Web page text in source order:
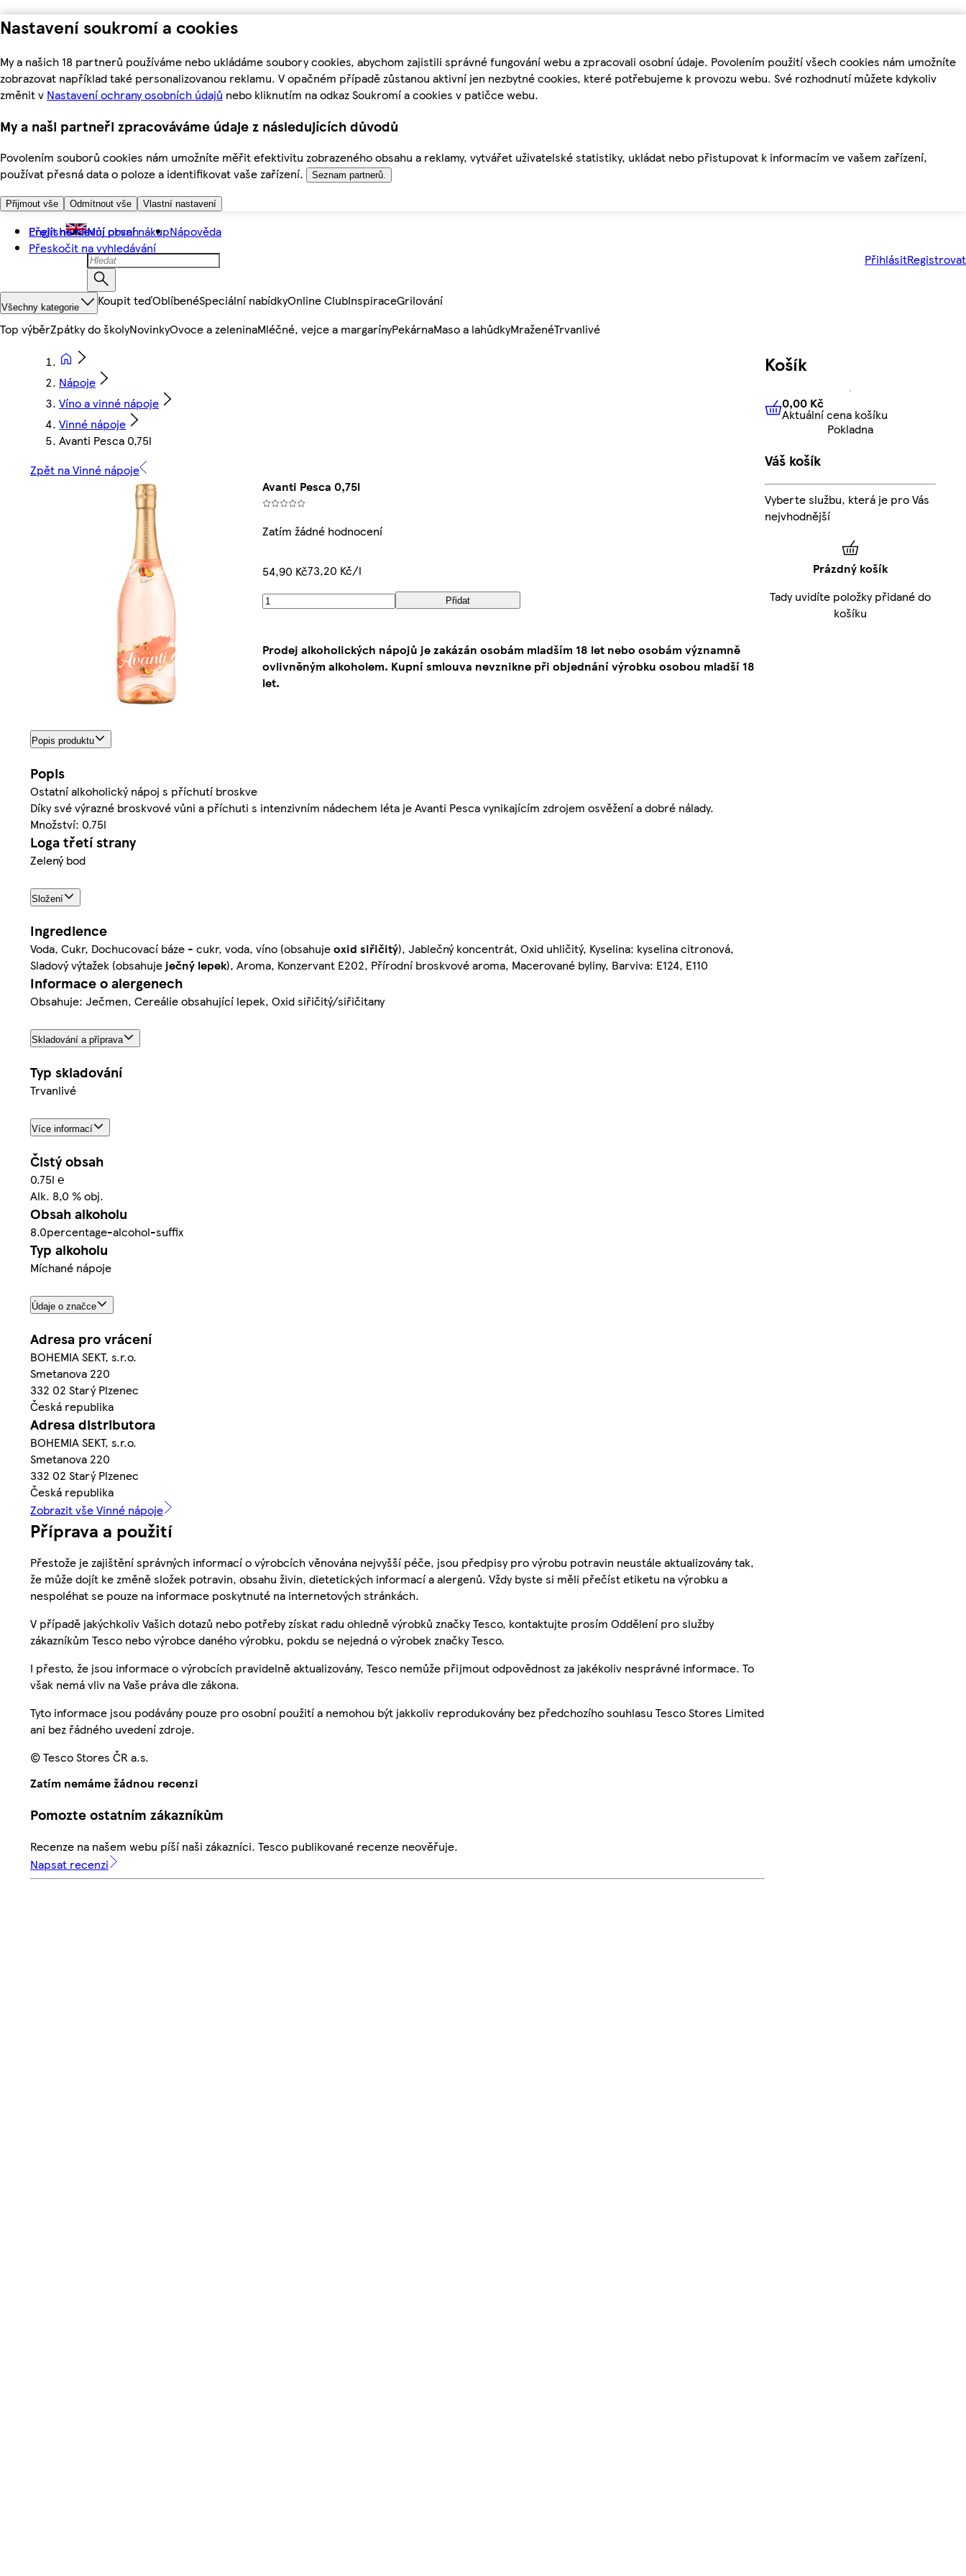
Nastavení soukromí a cookies
My a našich 18 partnerů používáme nebo ukládáme soubory cookies, abychom zajistili správné fungování webu a zpracovali osobní údaje. Povolením použití všech cookies nám umožníte
zobrazovat například také personalizovanou reklamu. V opačném případě zůstanou aktivní jen nezbytné cookies, které potřebujeme k provozu webu. Své rozhodnutí můžete kdykoliv
změnit v Nastavení ochrany osobních údajů nebo kliknutím na odkaz Soukromí a cookies v patičce webu.
My a naši partneři zpracováváme údaje z následujících důvodů
Povolením souborů cookies nám umožníte měřit efektivitu zobrazeného obsahu a reklamy, vytvářet uživatelské statistiky, ukládat nebo přistupovat k informacím ve vašem zařízení,
používat přesná data o poloze a identifikovat vaše zařízení.
Seznam partnerů.
Přijmout vše Odmítnout vše Vlastní nastavení
Přejít na hlavní obsah
Přeskočit na vyhledávání
English Můj první nákupNápověda
PřihlásitRegistrovat
Všechny kategorie Koupit teďOblíbenéSpeciální nabídkyOnline ClubInspiraceGrilování
Top výběrZpátky do školyNovinkyOvoce a zeleninaMléčné, vejce a margarínyPekárnaMaso a lahůdkyMraženéTrvanlivé
Nápoje
Víno a vinné nápoje
Vinné nápoje
Avanti Pesca 0,75l
Zpět na Vinné nápoje
Avanti Pesca 0,75l
Zatím žádné hodnocení
54,90 Kč73,20 Kč/l
Přidat
Prodej alkoholických nápojů je zakázán osobám mladším 18 let nebo osobám významně
ovlivněným alkoholem. Kupní smlouva nevznikne při objednání výrobku osobou mladší 18
let.
Popis produktu
Popis
Ostatní alkoholický nápoj s příchutí broskve
Díky své výrazné broskvové vůni a příchuti s intenzivním nádechem léta je Avanti Pesca vynikajícím zdrojem osvěžení a dobré nálady.
Množství: 0.75l
Loga třetí strany
Zelený bod
Složení
Ingredience
Voda, Cukr, Dochucovací báze - cukr, voda, víno (obsahujeoxid siřičitý), Jablečný koncentrát, Oxid uhličitý, Kyselina: kyselina citronová,
Sladový výtažek (obsahuje ječný lepek), Aroma, Konzervant E202, Přírodní broskvové aroma, Macerované byliny, Barviva: E124, E110
Informace o alergenech
Obsahuje: Ječmen, Cereálie obsahující lepek, Oxid siřičitý/siřičitany
Skladování a příprava
Typ skladování
Trvanlivé
Více informací
Čistý obsah
0.75l ℮
Alk. 8,0 % obj.
Obsah alkoholu
8.0percentage-alcohol-suffix
Typ alkoholu
Míchané nápoje
Údaje o značce
Adresa pro vrácení
BOHEMIA SEKT, s.r.o.
Smetanova 220
332 02 Starý Plzenec
Česká republika
Adresa distributora
BOHEMIA SEKT, s.r.o.
Smetanova 220
332 02 Starý Plzenec
Česká republika
Zobrazit vše Vinné nápoje
Příprava a použití
Přestože je zajištění správných informací o výrobcích věnována nejvyšší péče, jsou předpisy pro výrobu potravin neustále aktualizovány tak,
že může dojít ke změně složek potravin, obsahu živin, dietetických informací a alergenů. Vždy byste si měli přečíst etiketu na výrobku a
nespoléhat se pouze na informace poskytnuté na internetových stránkách.
V případě jakýchkoliv Vašich dotazů nebo potřeby získat radu ohledně výrobků značky Tesco, kontaktujte prosím Oddělení pro služby
zákazníkům Tesco nebo výrobce daného výrobku, pokdu se nejedná o výrobek značky Tesco.
I přesto, že jsou informace o výrobcích pravidelně aktualizovány, Tesco nemůže přijmout odpovědnost za jakékoliv nesprávné informace. To
však nemá vliv na Vaše práva dle zákona.
Tyto informace jsou podávány pouze pro osobní použití a nemohou být jakkoliv reprodukovány bez předchozího souhlasu Tesco Stores Limited
ani bez řádného uvedení zdroje.
© Tesco Stores ČR a.s.
Zatím nemáme žádnou recenzi
Pomozte ostatním zákazníkům
Recenze na našem webu píší naši zákazníci. Tesco publikované recenze neověřuje.
Napsat recenzi
Košík
0,00 KčAktuální cena košíku
0,00 Kč
Aktuální cena košíku
Pokladna
Váš košík
Vyberte službu, která je pro Vás
nejvhodnější
Prázdný košík
Tady uvidíte položky přidané do
košíku